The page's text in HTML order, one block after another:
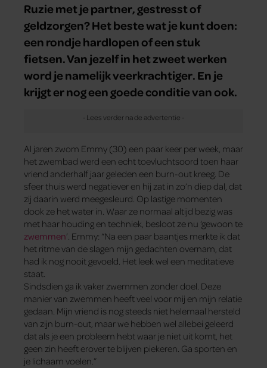
Ruzie met je partner, gestresst of
geldzorgen? Het beste wat je kunt doen:
een rondje hardlopen of een stuk
fietsen. Van jezelf in het zweet werken
word je namelijk veerkrachtiger. En je
krijgt er nog een goede conditie van ook.
Al jaren zwom Emmy (30) een paar keer per week, maar
het zwembad werd een echt toevluchtsoord toen haar
vriend anderhalf jaar geleden een burn-out kreeg. De
sfeer thuis werd negatiever en hij zat in zo’n diep dal, dat
zij daarin werd meegesleurd. Op lastige momenten
dook ze het water in. Waar ze normaal altijd bezig was
met haar houding en techniek, besloot ze nu ‘gewoon te
zwemmen’. Emmy: “Na een paar baantjes merkte ik dat
het ritme van de slagen mijn gedachten overnam, dat
had ik nog nooit gevoeld. Het leek wel een meditatieve
staat.
Sindsdien ga ik vaker zwemmen zonder doel. Deze
manier van zwemmen heeft veel voor mij en mijn relatie
gedaan. Mijn vriend is nog steeds niet helemaal hersteld
van zijn burn-out, maar we hebben wel allebei geleerd
dat als je een probleem hebt waar je niet uit komt, het
geen zin heeft erover te blijven piekeren. Ga sporten en
je lichaam voelen.”